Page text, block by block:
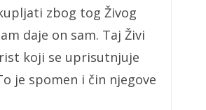
zbog tog Živog
daje on sam. Taj Živi
koji se uprisutnjuje
je spomen i čin njegove